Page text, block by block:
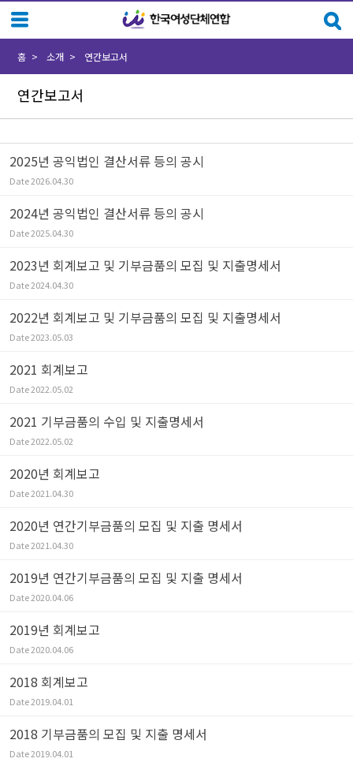
연간보고서
홈 소개 연간보고서
2025년 공익법인 결산서류 등의 공시
Date2026.04.30
2024년 공익법인 결산서류 등의 공시
Date2025.04.30
2023년 회계보고 및 기부금품의 모집 및 지출명세서
Date2024.04.30
2022년 회계보고 및 기부금품의 모집 및 지출명세서
Date2023.05.03
2021 회계보고
Date2022.05.02
2021 기부금품의 수입 및 지출명세서
Date2022.05.02
2020년 회계보고
Date2021.04.30
2020년 연간기부금품의 모집 및 지출 명세서
Date2021.04.30
2019년 연간기부금품의 모집 및 지출 명세서
Date2020.04.06
2019년 회계보고
Date2020.04.06
2018 회계보고
Date2019.04.01
2018 기부금품의 모집 및 지출 명세서
Date2019.04.01